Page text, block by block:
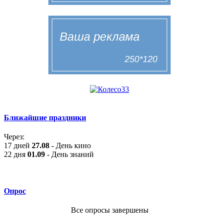
Ближайшие праздники
Через:
17 дней 27.08 - День кино
22 дня 01.09 - День знаний
Опрос
Все опросы завершены